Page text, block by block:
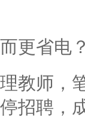
更省电
教师，
招聘，